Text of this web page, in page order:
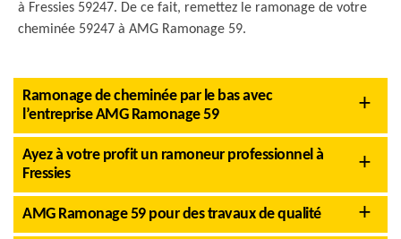
à Fressies 59247. De ce fait, remettez le ramonage de votre
cheminée 59247 à AMG Ramonage 59.
Ramonage de cheminée par le bas avec
l’entreprise AMG Ramonage 59
Ayez à votre profit un ramoneur professionnel à
Fressies
AMG Ramonage 59 pour des travaux de qualité